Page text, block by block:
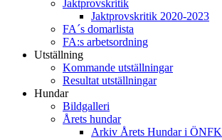
Jaktprovskritik
Jaktprovskritik 2020-2023
FA´s domarlista
FA:s arbetsordning
Utställning
Kommande utställningar
Resultat utställningar
Hundar
Bildgalleri
Årets hundar
Arkiv Årets Hundar i ÖNFK